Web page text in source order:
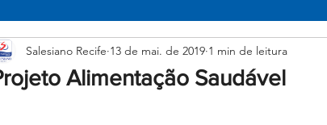
II Ensino Médio Pastoral Esportes
Alimentação Saudável
Salesiano Recife 13 de mai. de 2019 1 min de leitura